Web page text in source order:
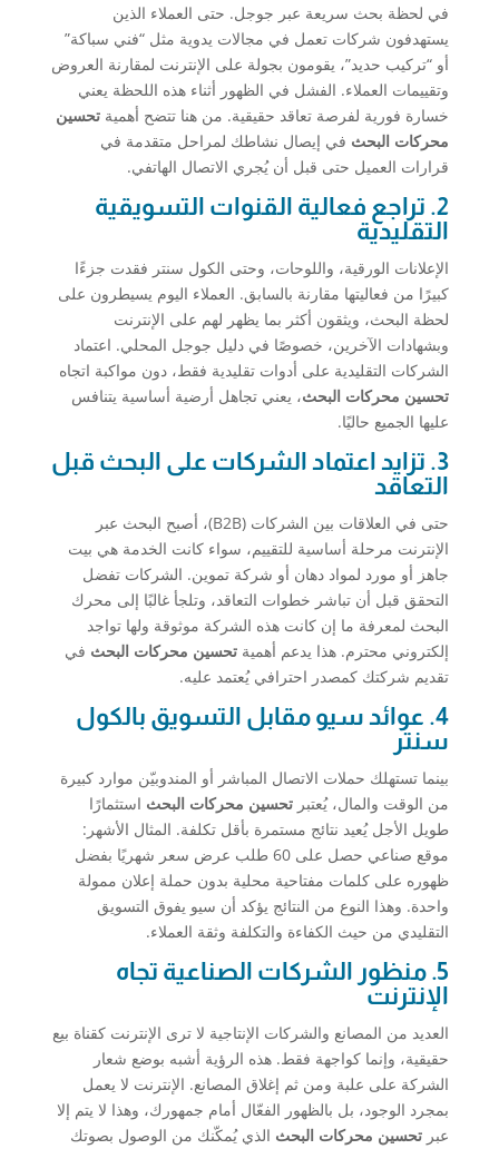
في لحظة بحث سريعة عبر جوجل. حتى العملاء الذين
يستهدفون شركات تعمل في مجالات يدوية مثل “فني سباكة”
أو “تركيب حديد”، يقومون بجولة على الإنترنت لمقارنة العروض
وتقييمات العملاء. الفشل في الظهور أثناء هذه اللحظة يعني
خسارة فورية لفرصة تعاقد حقيقية. من هنا تتضح أهمية تحسين
محركات البحث في إيصال نشاطك لمراحل متقدمة في
قرارات العميل حتى قبل أن يُجري الاتصال الهاتفي.
2. تراجع فعالية القنوات التسويقية
التقليدية
الإعلانات الورقية، واللوحات، وحتى الكول سنتر فقدت جزءًا
كبيرًا من فعاليتها مقارنة بالسابق. العملاء اليوم يسيطرون على
لحظة البحث، ويثقون أكثر بما يظهر لهم على الإنترنت
وبشهادات الآخرين، خصوصًا في دليل جوجل المحلي. اعتماد
الشركات التقليدية على أدوات تقليدية فقط، دون مواكبة اتجاه
تحسين محركات البحث، يعني تجاهل أرضية أساسية يتنافس
عليها الجميع حاليًا.
3. تزايد اعتماد الشركات على البحث قبل
التعاقد
حتى في العلاقات بين الشركات (B2B)، أصبح البحث عبر
الإنترنت مرحلة أساسية للتقييم، سواء كانت الخدمة هي بيت
جاهز أو مورد لمواد دهان أو شركة تموين. الشركات تفضل
التحقق قبل أن تباشر خطوات التعاقد، وتلجأ غالبًا إلى محرك
البحث لمعرفة ما إن كانت هذه الشركة موثوقة ولها تواجد
إلكتروني محترم. هذا يدعم أهمية تحسين محركات البحث في
تقديم شركتك كمصدر احترافي يُعتمد عليه.
4. عوائد سيو مقابل التسويق بالكول
سنتر
بينما تستهلك حملات الاتصال المباشر أو المندوبيّن موارد كبيرة
من الوقت والمال، يُعتبر تحسين محركات البحث استثمارًا
طويل الأجل يُعيد نتائج مستمرة بأقل تكلفة. المثال الأشهر:
موقع صناعي حصل على 60 طلب عرض سعر شهريًا بفضل
ظهوره على كلمات مفتاحية محلية بدون حملة إعلان ممولة
واحدة. وهذا النوع من النتائج يؤكد أن سيو يفوق التسويق
التقليدي من حيث الكفاءة والتكلفة وثقة العملاء.
5. منظور الشركات الصناعية تجاه
الإنترنت
العديد من المصانع والشركات الإنتاجية لا ترى الإنترنت كقناة بيع
حقيقية، وإنما كواجهة فقط. هذه الرؤية أشبه بوضع شعار
الشركة على علبة ومن ثم إغلاق المصانع. الإنترنت لا يعمل
بمجرد الوجود، بل بالظهور الفعّال أمام جمهورك، وهذا لا يتم إلا
عبر تحسين محركات البحث الذي يُمكّنك من الوصول بصوتك